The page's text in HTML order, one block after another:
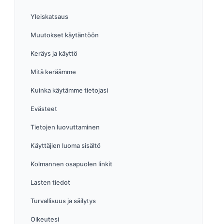
Yleiskatsaus
Muutokset käytäntöön
Keräys ja käyttö
Mitä keräämme
Kuinka käytämme tietojasi
Evästeet
Tietojen luovuttaminen
Käyttäjien luoma sisältö
Kolmannen osapuolen linkit
Lasten tiedot
Turvallisuus ja säilytys
Oikeutesi